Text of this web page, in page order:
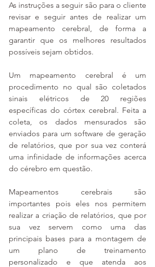
As instruções a seguir são para o cliente
revisar e seguir antes de realizar um
mapeamento cerebral, de forma a
garantir que os melhores resultados
possíveis sejam obtidos.
Um mapeamento cerebral é um
procedimento no qual são coletados
sinais elétricos de 20 regiões
específicas do córtex cerebral. Feita a
coleta, os dados mensurados são
enviados para um software de geração
de relatórios, que por sua vez conterá
uma infinidade de informações acerca
do cérebro em questão.
Mapeamentos cerebrais são
importantes pois eles nos permitem
realizar a criação de relatórios, que por
sua vez servem como uma das
principais bases para a montagem de
um plano de treinamento
personalizado e que atenda aos